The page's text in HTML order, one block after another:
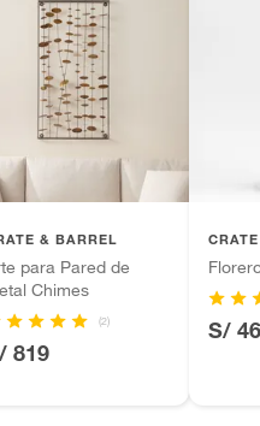
& BARREL
para Pared de
Chimes
(2)
819
S/